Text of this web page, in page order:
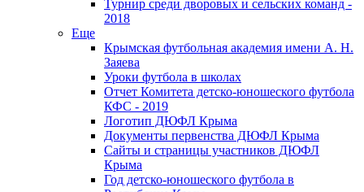
Турнир среди дворовых и сельских команд -
2018
Еще
Крымская футбольная академия имени А. Н.
Заяева
Уроки футбола в школах
Отчет Комитета детско-юношеского футбола
КФС - 2019
Логотип ДЮФЛ Крыма
Документы первенства ДЮФЛ Крыма
Сайты и страницы участников ДЮФЛ
Крыма
Год детско-юношеского футбола в